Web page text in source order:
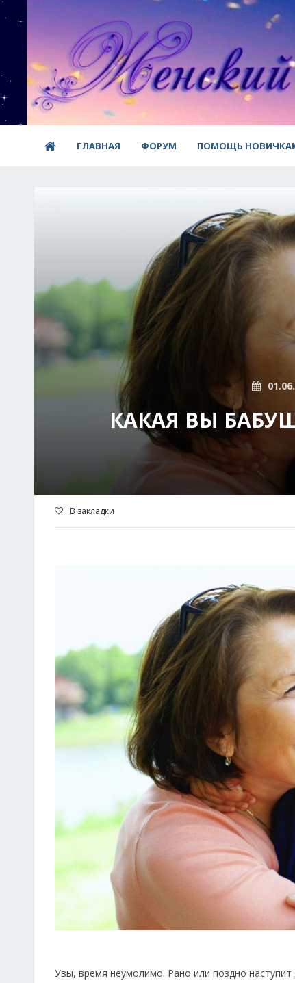
ГЛАВНАЯ ФОРУМ ПОМОЩЬ
КАКАЯ ВЫ
В закладки
Увы, время неумолимо. Рано или поздно